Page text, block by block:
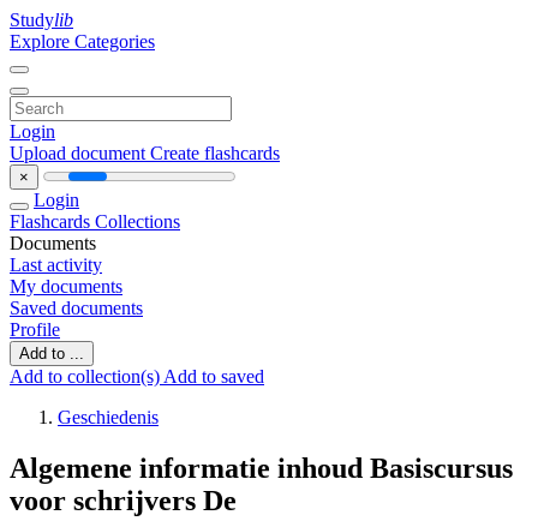
Studylib
Explore Categories
Login
Upload document Create flashcards
×
Login
Flashcards Collections
Documents
Last activity
My documents
Saved documents
Profile
Add to ...
Add to collection(s) Add to saved
Geschiedenis
Algemene informatie inhoud Basiscursus
voor schrijvers De